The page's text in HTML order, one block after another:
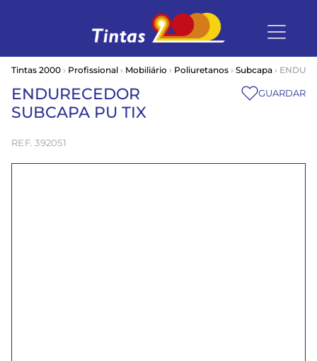
Tintas 2000 › Profissional › Mobiliário › Poliuretanos › Subcapa ›
ENDURECEDOR
SUBCAPA PU TIX
392051
GUARDAR